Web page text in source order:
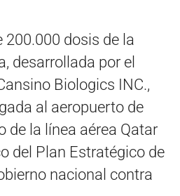
200.000 dosis de la
desarrollada por el
Biologics INC.,
al aeropuerto de
de la línea aérea Qatar
del Plan Estratégico de
nacional contra